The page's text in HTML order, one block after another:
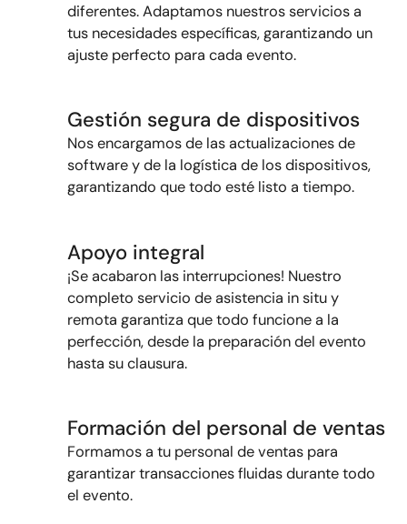
diferentes. Adaptamos nuestros servicios a
tus necesidades específicas, garantizando un
ajuste perfecto para cada evento.
Gestión segura de dispositivos
Nos encargamos de las actualizaciones de
software y de la logística de los dispositivos,
garantizando que todo esté listo a tiempo.
Apoyo integral
¡Se acabaron las interrupciones! Nuestro
completo servicio de asistencia in situ y
remota garantiza que todo funcione a la
perfección, desde la preparación del evento
hasta su clausura.
Formación del personal de ventas
Formamos a tu personal de ventas para
garantizar transacciones fluidas durante todo
el evento.